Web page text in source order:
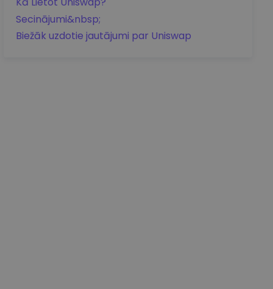
Secinājumi&nbsp;
Biežāk uzdotie jautājumi par Uniswap